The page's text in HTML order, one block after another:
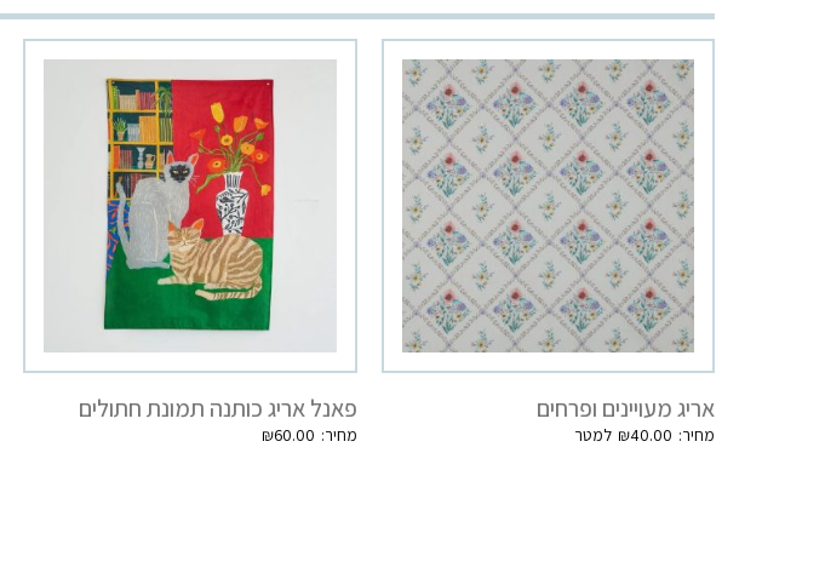
אריג מעויינים ופרחים
₪40.00
פאנל אריג כותנה תמונת חתולים
₪60.00